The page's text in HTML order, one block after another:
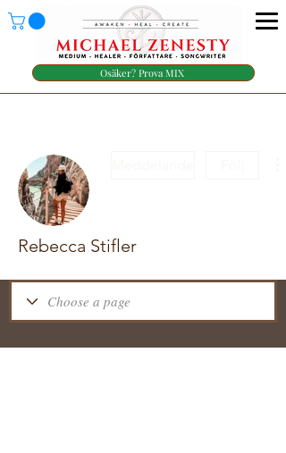
Osäker? Prova MIX
Rebecca Stifler